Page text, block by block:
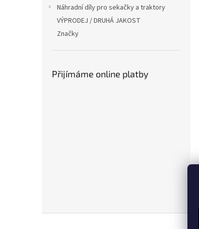
Náhradní díly pro sekačky a traktory
VÝPRODEJ / DRUHÁ JAKOST
Značky
Přijímáme online platby